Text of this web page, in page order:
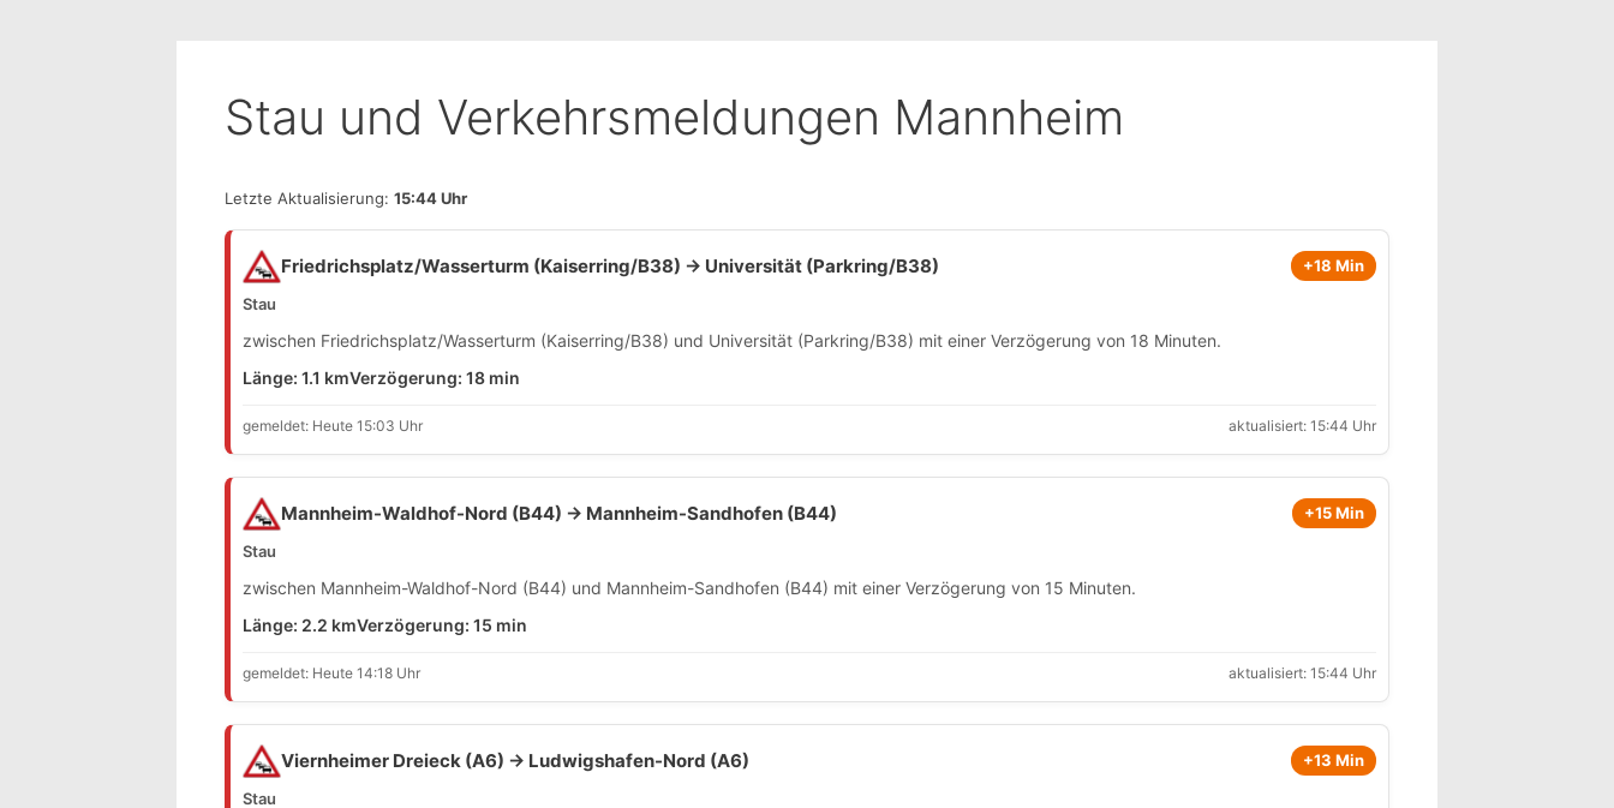
Stau und Verkehrsmeldungen Mannheim
Letzte Aktualisierung: 15:44 Uhr
Friedrichsplatz/Wasserturm (Kaiserring/B38) → Universität (Parkring/B38)
+18 Min
Stau
zwischen Friedrichsplatz/Wasserturm (Kaiserring/B38) und Universität (Parkring/B38) mit einer Verzögerung von 18 Minuten.
Länge: 1.1 kmVerzögerung: 18 min
gemeldet: Heute 15:03 Uhr aktualisiert: 15:44 Uhr
Mannheim-Waldhof-Nord (B44) → Mannheim-Sandhofen (B44)
+15 Min
Stau
zwischen Mannheim-Waldhof-Nord (B44) und Mannheim-Sandhofen (B44) mit einer Verzögerung von 15 Minuten.
Länge: 2.2 kmVerzögerung: 15 min
gemeldet: Heute 14:18 Uhr aktualisiert: 15:44 Uhr
Viernheimer Dreieck (A6) → Ludwigshafen-Nord (A6)
+13 Min
Stau